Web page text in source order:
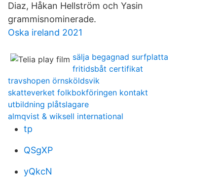
Diaz, Håkan Hellström och Yasin
grammisnominerade.
Oska ireland 2021
sälja begagnad surfplatta
fritidsbåt certifikat
travshopen örnsköldsvik
skatteverket folkbokföringen kontakt
utbildning plåtslagare
almqvist & wiksell international
tp
QSgXP
yQkcN